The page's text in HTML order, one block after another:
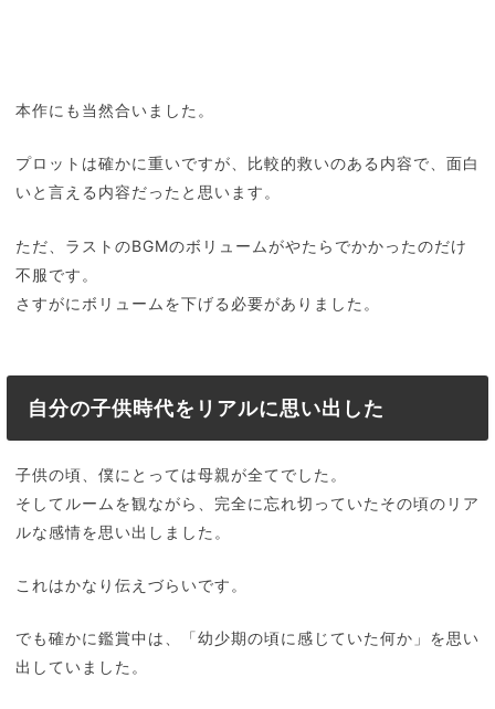
本作にも当然合いました。
プロットは確かに重いですが、比較的救いのある内容で、面白
いと言える内容だったと思います。
ただ、ラストのBGMのボリュームがやたらでかかったのだけ
不服です。
さすがにボリュームを下げる必要がありました。
自分の子供時代をリアルに思い出した
子供の頃、僕にとっては母親が全てでした。
そしてルームを観ながら、完全に忘れ切っていたその頃のリア
ルな感情を思い出しました。
これはかなり伝えづらいです。
でも確かに鑑賞中は、「幼少期の頃に感じていた何か」を思い
出していました。